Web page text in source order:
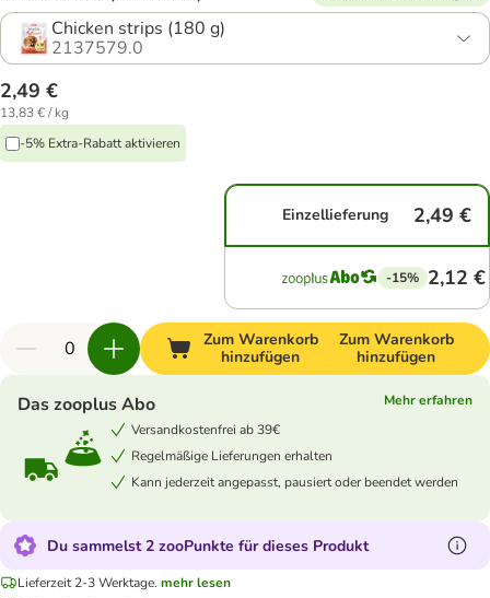
Chicken strips (180 g)
2137579.0
2,49 €
13,83 € / kg
-5% Extra-Rabatt aktivieren
Einzellieferung 2,49 €
-15% 2,12 €
Zum Warenkorb
hinzufügen
Zum Warenkorb
hinzufügen
Das zooplus Abo
Mehr erfahren
Versandkostenfrei ab 39€
Regelmäßige Lieferungen erhalten
Kann jederzeit angepasst, pausiert oder beendet werden
Du sammelst 2 zooPunkte für dieses Produkt
Lieferzeit 2-3 Werktage. mehr lesen